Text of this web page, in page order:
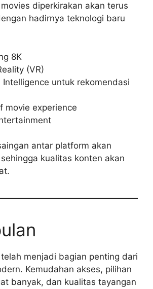
diperkirakan akan terus
hadirnya teknologi baru
8K
(VR)
untuk rekomendasi
movie experience
antar platform akan
kualitas konten akan
menjadi bagian penting dari
Kemudahan akses, pilihan
banyak, dan kualitas tayangan